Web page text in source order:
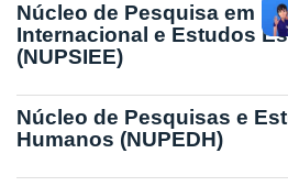
Núcleo de Pesquisa em
Internacional e Estudos
(NUPSIEE)
Núcleo de Pesquisas e
Humanos (NUPEDH)